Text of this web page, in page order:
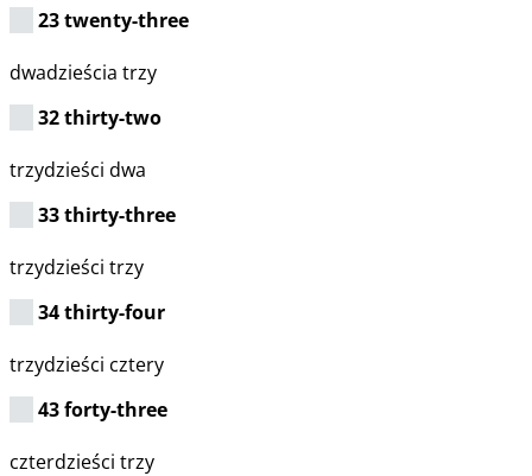
23 twenty-three
dwadzieścia trzy
32 thirty-two
trzydzieści dwa
33 thirty-three
trzydzieści trzy
34 thirty-four
trzydzieści cztery
43 forty-three
czterdzieści trzy